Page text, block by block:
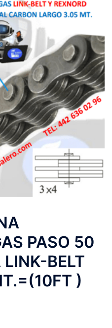
PASO 50
BELT
)